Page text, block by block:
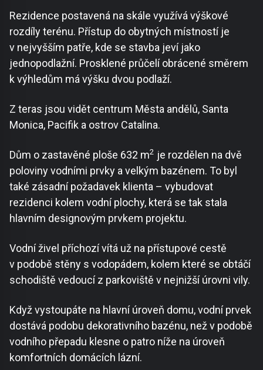
Rezidence postavená na skále využívá výškové
rozdíly terénu. Přístup do obytných místností je
v nejvyšším patře, kde se stavba jeví jako
jednopodlažní. Prosklené průčelí obrácené směrem
k výhledům má výšku dvou podlaží.
Z teras jsou vidět centrum Města andělů, Santa
Monica, Pacifik a ostrov Catalina.
Dům o zastavěné ploše 632 m2 je rozdělen na dvě
poloviny vodními prvky a velkým bazénem. To byl
také zásadní požadavek klienta – vybudovat
rezidenci kolem vodní plochy, která se tak stala
hlavním designovým prvkem projektu.
Vodní živel příchozí vítá už na přístupové cestě
v podobě stěny s vodopádem, kolem které se obtáčí
schodiště vedoucí z parkoviště v nejnižší úrovni vily.
Když vystoupáte na hlavní úroveň domu, vodní prvek
dostává podobu dekorativního bazénu, než v podobě
vodního přepadu klesne o patro níže na úroveň
komfortních domácích lázní.